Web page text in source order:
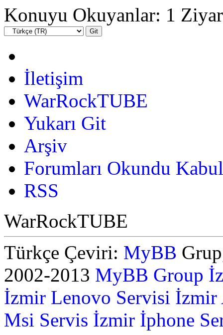
Konuyu Okuyanlar: 1
İletişim
WarRockTUBE
Yukarı Git
Arşiv
Forumları Okundu
RSS
WarRockTUBE
Türkçe Çeviri: MyBB
2002-2013 MyBB Group
İzmir Lenovo Servisi İzmir
Msi Servis İzmir İphone